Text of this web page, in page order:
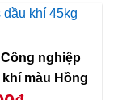
nghiệp
màu Hồng